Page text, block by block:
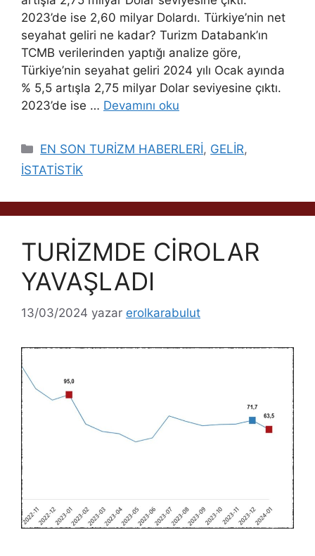
2023’de ise 2,60 milyar Dolardı. Türkiye’nin net
seyahat geliri ne kadar? Turizm Databank’ın
TCMB verilerinden yaptığı analize göre,
Türkiye’nin seyahat geliri 2024 yılı Ocak ayında
% 5,5 artışla 2,75 milyar Dolar seviyesine çıktı.
2023’de ise … Devamını oku
Kategoriler
EN SON TURİZM HABERLERİ, GELİR,
İSTATİSTİK
TURİZMDE CİROLAR
YAVAŞLADI
13/03/2024 yazar erolkarabulut